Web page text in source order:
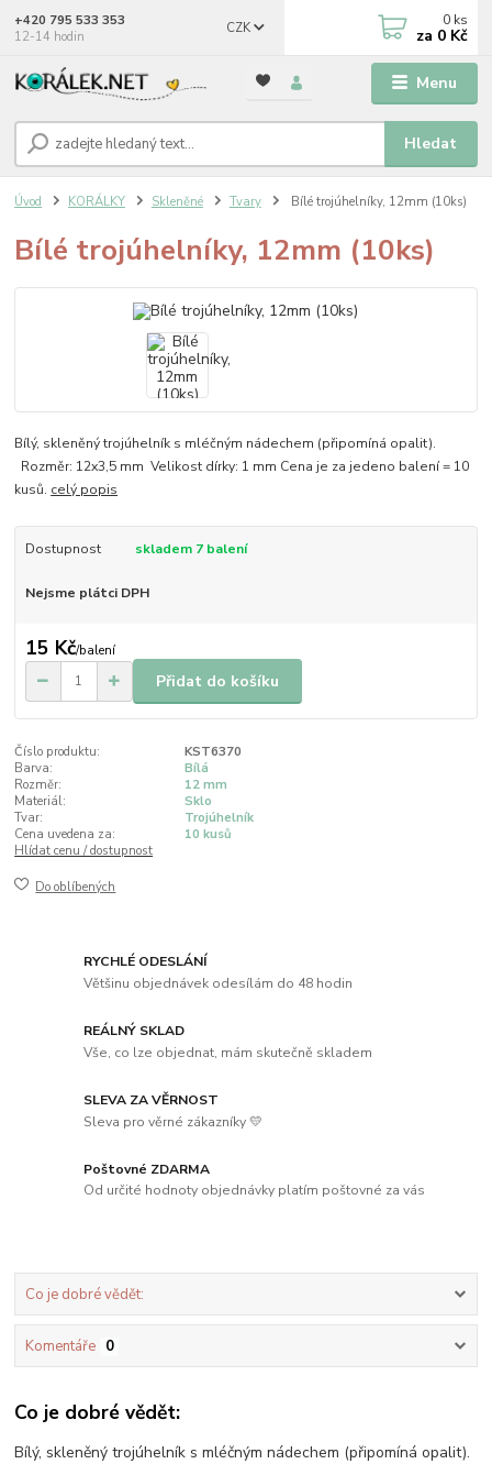
Menu
CZK
Hledat
+420 795 533 353
12-14 hodin
0 ks
za 0 Kč
Úvod KORÁLKY Skleněné Tvary Bílé trojúhelníky, 12mm (10ks)
Bílé trojúhelníky, 12mm (10ks)
Bílý, skleněný trojúhelník s mléčným nádechem (připomíná opalit).
Rozměr: 12x3,5 mm Velikost dírky: 1 mm Cena je za jedeno balení = 10
kusů. celý popis
Dostupnost skladem 7 balení
Nejsme plátci DPH
15 Kč/balení
Přidat do košíku
Číslo produktu:
KST6370
Barva:
Bílá
Rozměr:
12 mm
Materiál:
Sklo
Tvar:
Trojúhelník
Cena uvedena za:
10 kusů
Hlídat cenu / dostupnost
Do oblíbených
RYCHLÉ ODESLÁNÍ
Většinu objednávek odesílám do 48 hodin
REÁLNÝ SKLAD
Vše, co lze objednat, mám skutečně skladem
SLEVA ZA VĚRNOST
Sleva pro věrné zákazníky 💛
Poštovné ZDARMA
Od určité hodnoty objednávky platím poštovné za vás
Co je dobré vědět:
Komentáře 0
Co je dobré vědět:
Bílý, skleněný trojúhelník s mléčným nádechem (připomíná opalit).